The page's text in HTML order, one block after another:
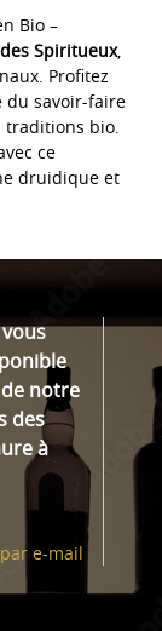
Bio –
Spiritueux,
Profitez
du savoir-faire
traditions bio.
ce
druidique et
notre
des
à
e-mail